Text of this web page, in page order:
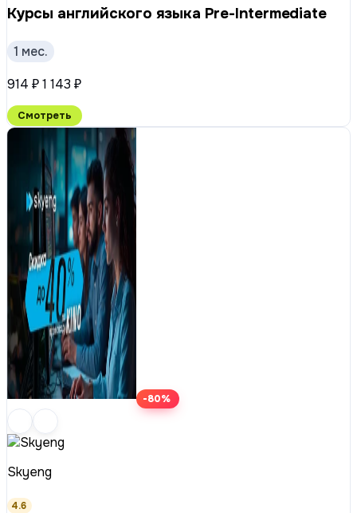
Курсы английского языка Pre-Intermediate
1 мес.
914 ₽1 143 ₽
Смотреть
-80%
Skyeng
4.6